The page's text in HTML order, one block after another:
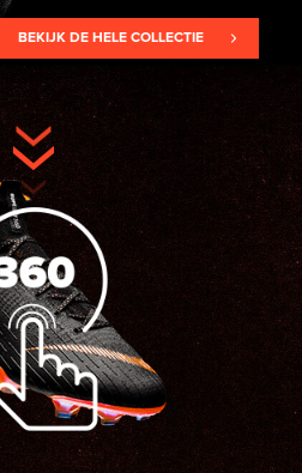
BEKIJK DE HELE COLLECTIE